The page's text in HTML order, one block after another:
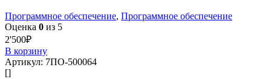
Программное обеспечение, Программное обеспечение
Оценка 0 из 5
2'500₽
В корзину
Артикул: 7ПО-500064
[]